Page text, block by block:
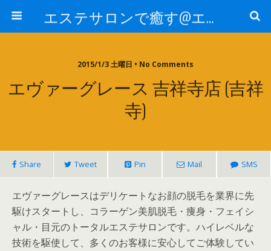
エステサロンで癒す@エステ～全国エステ情報
2015/1/3 土曜日 • No Comments
エヴァーグレース 吉祥寺店 (吉祥
寺)
Share Tweet Pin Mail SMS
エヴァーグレースはデリケートなお顔の脱毛を業界に先
駆けスタートし、コラーゲン美肌脱毛・痩身・フェイシ
ャル・目元のトータルエステサロンです。ハイレベルな
技術を駆使して、多くのお客様に安心してご体験してい